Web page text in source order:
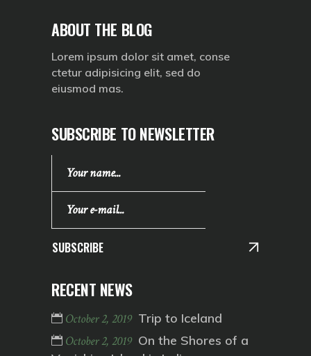
ABOUT THE BLOG
Lorem ipsum dolor sit amet, conse
ctetur adipisicing elit, sed do
eiusmod mas.
SUBSCRIBE TO NEWSLETTER
SUBSCRIBE
RECENT NEWS
October 2, 2019 Trip to Iceland
October 2, 2019 On the Shores of a